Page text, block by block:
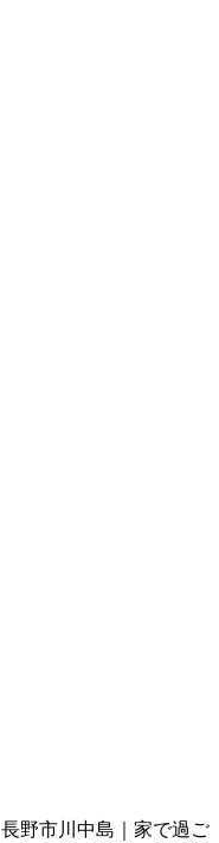
長野市川中島｜家で過ご